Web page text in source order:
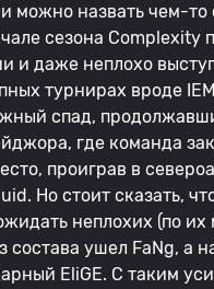
можно назвать чем-то
сезона Complexity
и даже неплохо
турнирах вроде
спад,
где команда
проиграв в
Но стоит сказать,
неплохих (по их
состава ушел FaNg, а
EliGE. С таким